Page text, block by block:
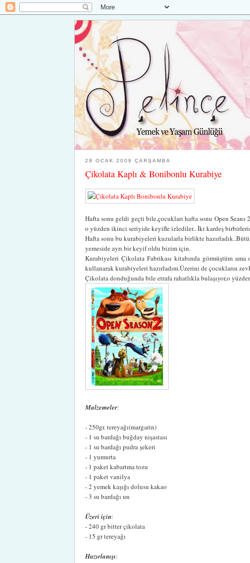
28 OCAK 2009 ÇARŞAMBA
Çikolata Kaplı & Bonibonlu Kurabiye
Hafta sonu geldi geçti bile,çocukları hafta sonu Open
o yüzden ikinci seriyide keyifle izlediler.. İki kardeş
Hafta sonu bu kurabiyeleri kuzularla birlikte
yemeside ayrı bir keyif oldu bizim için.
Kurabiyeleri Çikolata Fabrikası kitabında görmüştüm
kullanarak kurabiyeleri hazırladım.Üzerini de çocukların
Çikolata donduğunda bile etrafa rahatlıkla bulaşıyor,o
Malzemeler:
- 250gr. tereyağı(margarin)
- 1 su bardağı buğday nişastası
- 1 su bardağı pudra şekeri
- 1 yumurta
- 1 paket kabartma tozu
- 1 paket vanilya
- 2 yemek kaşığı dolusu kakao
- 3 su bardağı un
Üzeri için:
- 240 gr bitter çikolata
- 15 gr tereyağı
Hazırlanışı: